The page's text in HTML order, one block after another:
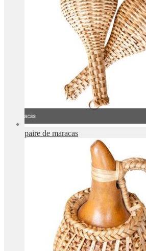
paire de maracas